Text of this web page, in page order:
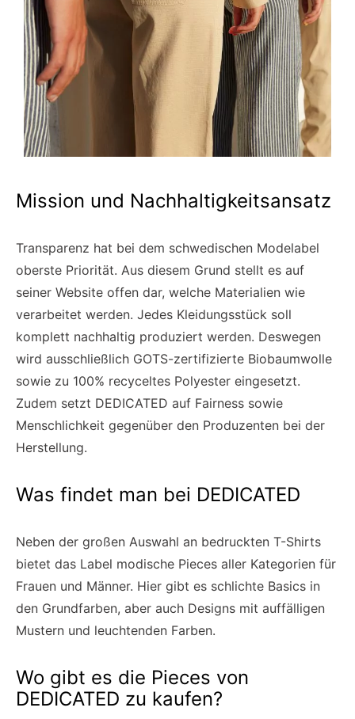
Mission und Nachhaltigkeitsansatz
Transparenz hat bei dem schwedischen Modelabel
oberste Priorität. Aus diesem Grund stellt es auf
seiner Website offen dar, welche Materialien wie
verarbeitet werden. Jedes Kleidungsstück soll
komplett nachhaltig produziert werden. Deswegen
wird ausschließlich GOTS-zertifizierte Biobaumwolle
sowie zu 100% recyceltes Polyester eingesetzt.
Zudem setzt DEDICATED auf Fairness sowie
Menschlichkeit gegenüber den Produzenten bei der
Herstellung.
Was findet man bei DEDICATED
Neben der großen Auswahl an bedruckten T-Shirts
bietet das Label modische Pieces aller Kategorien für
Frauen und Männer. Hier gibt es schlichte Basics in
den Grundfarben, aber auch Designs mit auffälligen
Mustern und leuchtenden Farben.
Wo gibt es die Pieces von
DEDICATED zu kaufen?